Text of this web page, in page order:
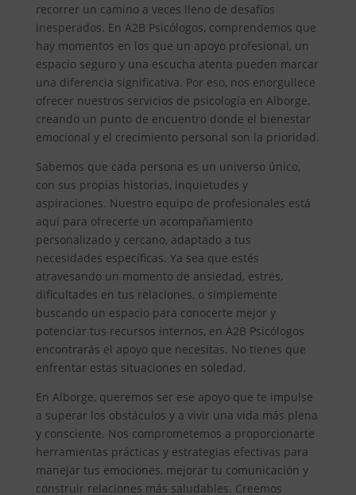
recorrer un camino a veces lleno de desafíos
inesperados. En A2B Psicólogos, comprendemos que
hay momentos en los que un apoyo profesional, un
espacio seguro y una escucha atenta pueden marcar
una diferencia significativa. Por eso, nos enorgullece
ofrecer nuestros servicios de psicología en Alborge,
creando un punto de encuentro donde el bienestar
emocional y el crecimiento personal son la prioridad.
Sabemos que cada persona es un universo único,
con sus propias historias, inquietudes y
aspiraciones. Nuestro equipo de profesionales está
aquí para ofrecerte un acompañamiento
personalizado y cercano, adaptado a tus
necesidades específicas. Ya sea que estés
atravesando un momento de ansiedad, estrés,
dificultades en tus relaciones, o simplemente
buscando un espacio para conocerte mejor y
potenciar tus recursos internos, en A2B Psicólogos
encontrarás el apoyo que necesitas. No tienes que
enfrentar estas situaciones en soledad.
En Alborge, queremos ser ese apoyo que te impulse
a superar los obstáculos y a vivir una vida más plena
y consciente. Nos comprometemos a proporcionarte
herramientas prácticas y estrategias efectivas para
manejar tus emociones, mejorar tu comunicación y
construir relaciones más saludables. Creemos